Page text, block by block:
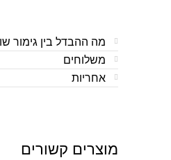
מה ההבדל בין גימור
משלוחים
אחריות
מוצרים קשורים